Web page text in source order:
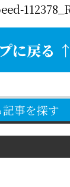
に戻る ↑
事を探す